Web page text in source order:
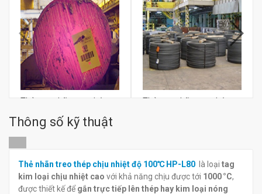
Thẻ tem nhãn treo thép
L90
0 đ
Thẻ tem nhãn treo thép
0 đ
Thông số kỹ thuật
Thẻ nhãn treo thép chịu nhiệt độ 100℃ HP-L80 là loại tag
kim loại chịu nhiệt cao với khả năng chịu được tới 1000 °C,
được thiết kế đểgắn trực tiếp lên thép hay kim loại nóng